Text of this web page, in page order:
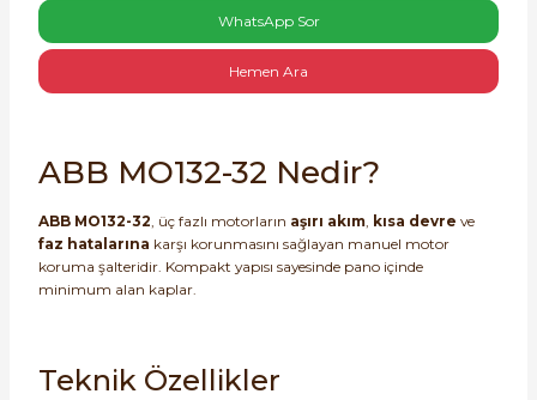
Pako Şalterler
WhatsApp Sor
Hemen Ara
ABB MO132-32 Nedir?
ABB MO132-32, üç fazlı motorların aşırı akım, kısa devre ve
faz hatalarına karşı korunmasını sağlayan manuel motor
koruma şalteridir. Kompakt yapısı sayesinde pano içinde
minimum alan kaplar.
Teknik Özellikler